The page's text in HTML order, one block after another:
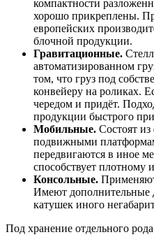
компактности
хорошо прикреплены.
европейских
блочной продукции.
Гравитационные.
автоматизированном
том, что груз под
конвейеру на роликах.
чередом и придёт.
продукции быстрого
Мобильные. Состоят
подвижными
передвигаются в иное
способствует плотному
Консольные.
Имеют дополнительные
катушек иного
Под хранение отдельного